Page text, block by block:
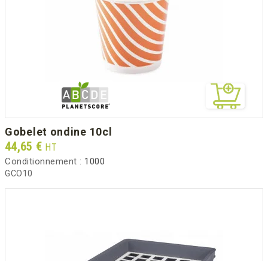
gobelet ondine 10cl
Prix
44,65 € HT
Conditionnement : 1000
GCO10